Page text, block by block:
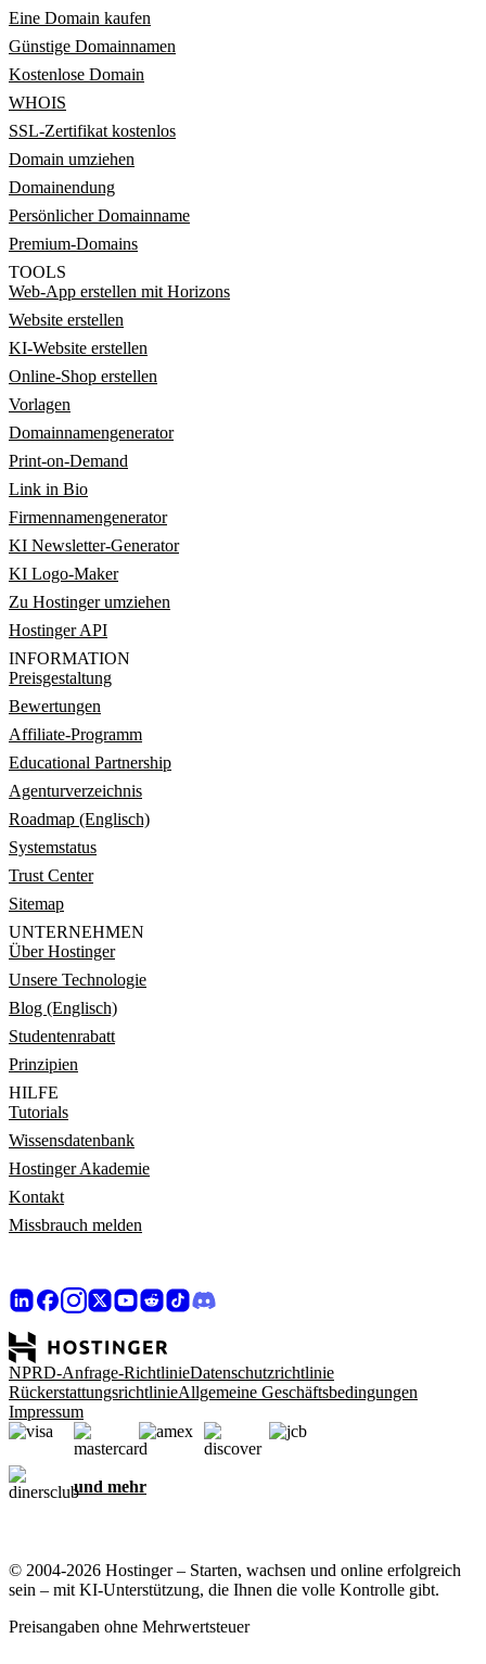
Eine Domain kaufen
Günstige Domainnamen
Kostenlose Domain
WHOIS
SSL-Zertifikat kostenlos
Domain umziehen
Domainendung
Persönlicher Domainname
Premium-Domains
TOOLS
Web-App erstellen mit Horizons
Website erstellen
KI-Website erstellen
Online-Shop erstellen
Vorlagen
Domainnamengenerator
Print-on-Demand
Link in Bio
Firmennamengenerator
KI Newsletter-Generator
KI Logo-Maker
Zu Hostinger umziehen
Hostinger API
INFORMATION
Preisgestaltung
Bewertungen
Affiliate-Programm
Educational Partnership
Agenturverzeichnis
Roadmap (Englisch)
Systemstatus
Trust Center
Sitemap
UNTERNEHMEN
Über Hostinger
Unsere Technologie
Blog (Englisch)
Studentenrabatt
Prinzipien
HILFE
Tutorials
Wissensdatenbank
Hostinger Akademie
Kontakt
Missbrauch melden
NPRD-Anfrage-RichtlinieDatenschutzrichtlinie
RückerstattungsrichtlinieAllgemeine Geschäftsbedingungen
Impressum
und mehr
© 2004-2026 Hostinger – Starten, wachsen und online erfolgreich
sein – mit KI-Unterstützung, die Ihnen die volle Kontrolle gibt.
Preisangaben ohne Mehrwertsteuer